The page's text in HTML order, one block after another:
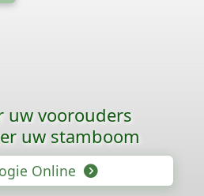
uw voorouders
uw stamboom
Online